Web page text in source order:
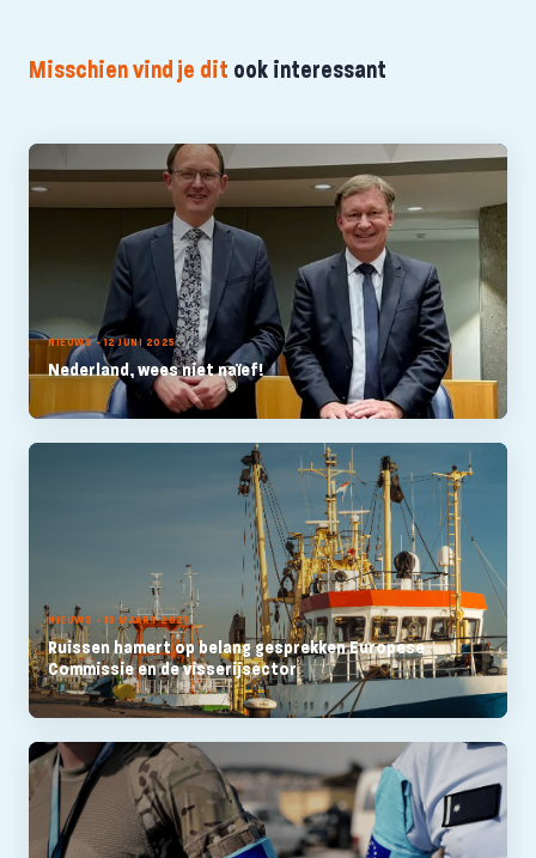
Misschien vind je dit ook interessant
NIEUWS - 12 JUNI 2025
Nederland, wees niet naïef!
NIEUWS - 18 MAART 2025
Ruissen hamert op belang gesprekken Europese
Commissie en de visserijsector